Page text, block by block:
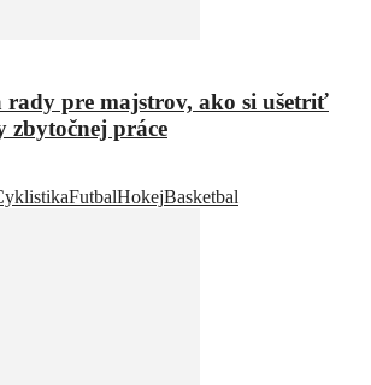
rady pre majstrov, ako si ušetriť
zbytočnej práce
FutbalHokejBasketbal